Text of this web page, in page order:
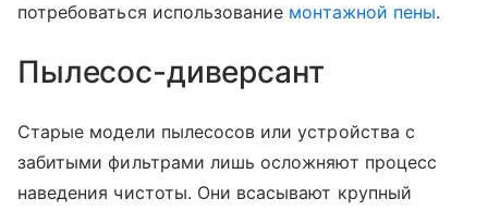
потребоваться использование монтажной пены.
Пылесос-диверсант
Старые модели пылесосов или устройства с
забитыми фильтрами лишь осложняют процесс
наведения чистоты. Они всасывают крупный